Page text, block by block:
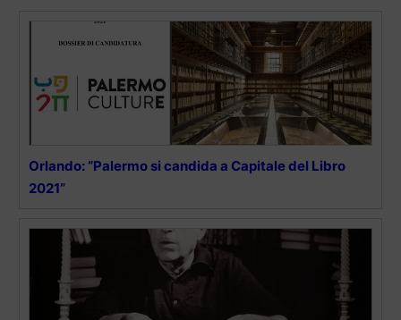
Orlando: “Palermo si candida a Capitale del Libro
2021”